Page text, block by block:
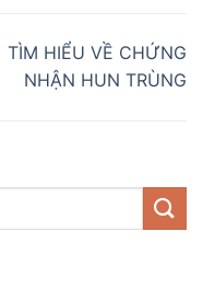
TÌM HIỂU VỀ CHỨNG
NHẬN HUN TRÙNG